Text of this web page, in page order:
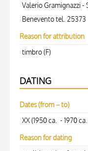
Valerio Gramignazzi -
Benevento tel. 25373
Reason for attribution
timbro (F)
DATING
Dates (from – to)
XX (1950 ca. - 1970
Reason for dating